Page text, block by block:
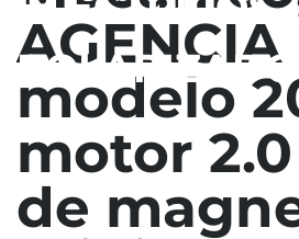
AGENCIA
modelo
motor
de